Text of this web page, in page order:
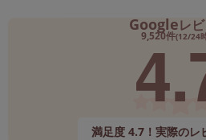
Googleレ
9,520件(12/24
満足度 4.7！実際のレ